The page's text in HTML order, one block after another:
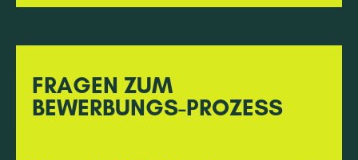
FRAGEN ZUM
BEWERBUNGS-PROZESS